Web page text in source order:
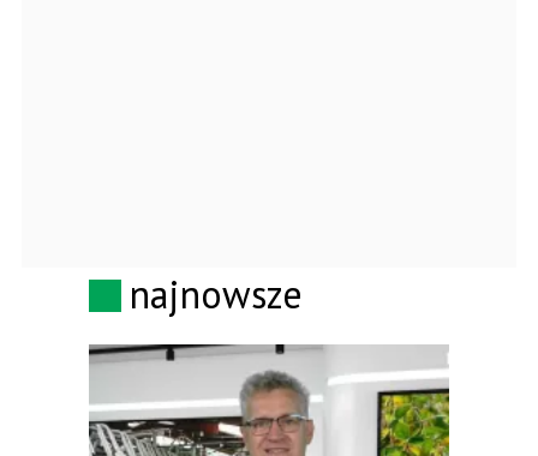
najnowsze